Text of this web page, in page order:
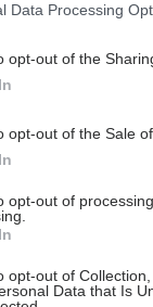
Data Processing
opt-out of the
opt-out of the Sale
opt-out of
opt-out of
Data that Is
τη χρόνια νεφρική
που
στα ούρα
της
επιπλοκών
οι ασθενείς
και